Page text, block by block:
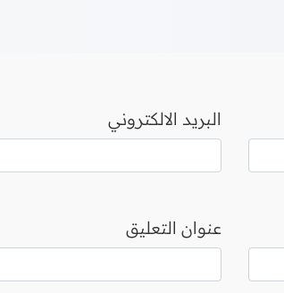
البريد الالكتروني
عنوان التعليق